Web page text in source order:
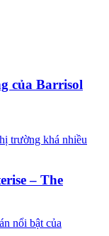
của Barrisol
trường khá nhiều
– The